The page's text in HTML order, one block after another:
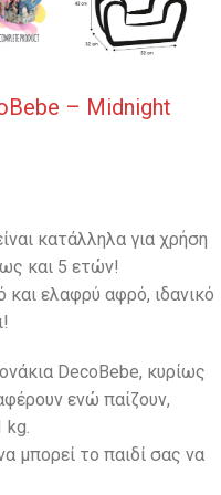
– Midnight
κατάλληλα για χρήση
και 5 ετών!
και ελαφρύ αφρό, ιδανικό
DecoBebe, κυρίως
ενώ παίζουν,
kg.
μπορεί το παιδί σας να